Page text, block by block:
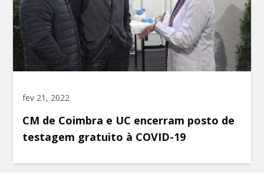
fev 21, 2022
CM de Coimbra e UC encerram posto de
testagem gratuito à COVID-19